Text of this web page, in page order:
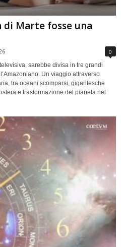
di Marte fosse una
0
sarebbe divisa in tre grandi
Un viaggio attraverso
tra oceani scomparsi, gigantesche
e trasformazione del pianeta nel